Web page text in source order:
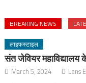
BREAKING NEWS
लाइफस्टाइल
संत जेवियर महाविद्यालय
March 5, 2024 Lens